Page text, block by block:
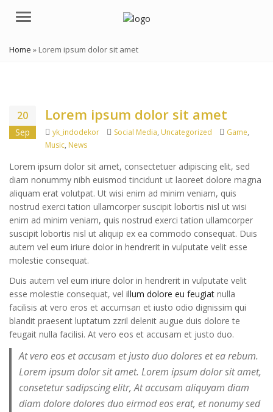
Menu
Home » Lorem ipsum dolor sit amet
20
Sep
Lorem ipsum dolor sit amet
Author
yk_indodekor Categories
Social Media, Uncategorized Tags
Game,
Music, News
Lorem ipsum dolor sit amet, consectetuer adipiscing elit, sed
diam nonummy nibh euismod tincidunt ut laoreet dolore magna
aliquam erat volutpat. Ut wisi enim ad minim veniam, quis
nostrud exerci tation ullamcorper suscipit lobortis nisl ut wisi
enim ad minim veniam, quis nostrud exerci tation ullamcorper
suscipit lobortis nisl ut aliquip ex ea commodo consequat. Duis
autem vel eum iriure dolor in hendrerit in vulputate velit esse
molestie consequat.
Duis autem vel eum iriure dolor in hendrerit in vulputate velit
esse molestie consequat, vel illum dolore eu feugiat nulla
facilisis at vero eros et accumsan et iusto odio dignissim qui
blandit praesent luptatum zzril delenit augue duis dolore te
feugait nulla facilisi. At vero eos et accusam et justo duo.
At vero eos et accusam et justo duo dolores et ea rebum.
Lorem ipsum dolor sit amet. Lorem ipsum dolor sit amet,
consetetur sadipscing elitr, At accusam aliquyam diam
diam dolore dolores duo eirmod eos erat, et nonumy sed